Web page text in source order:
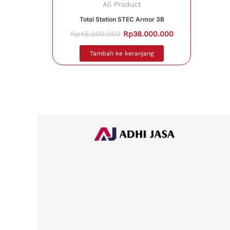
All Product
Total Station STEC Armor 3B
Rp45.000.000 Rp38.000.000
Tambah ke keranjang